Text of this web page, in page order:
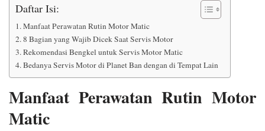
Daftar Isi:
Manfaat Perawatan Rutin Motor Matic
8 Bagian yang Wajib Dicek Saat Servis Motor
Rekomendasi Bengkel untuk Servis Motor Matic
Bedanya Servis Motor di Planet Ban dengan di Tempat Lain
Manfaat Perawatan Rutin Motor
Matic